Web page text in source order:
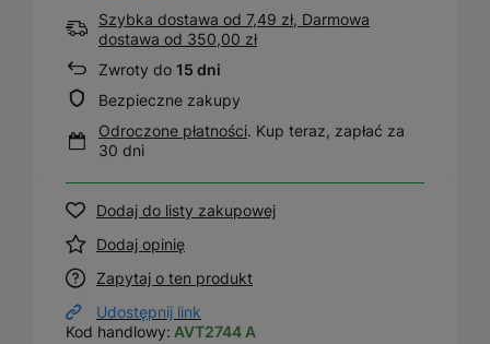
Szybka dostawa od 7,49 zł, Darmowa
dostawa od 350,00 zł
Zwroty do 15 dni
Bezpieczne zakupy
Odroczone płatności. Kup teraz, zapłać za
30 dni
Dodaj do listy zakupowej
Dodaj opinię
Zapytaj o ten produkt
Udostępnij link
Kod handlowy: AVT2744 A